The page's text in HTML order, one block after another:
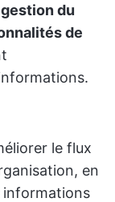
du
de
le flux
en
informations